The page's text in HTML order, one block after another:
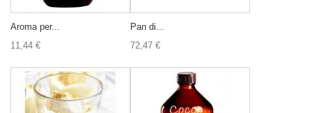
Aroma per...
11,44 €
Pan di...
72,47 €